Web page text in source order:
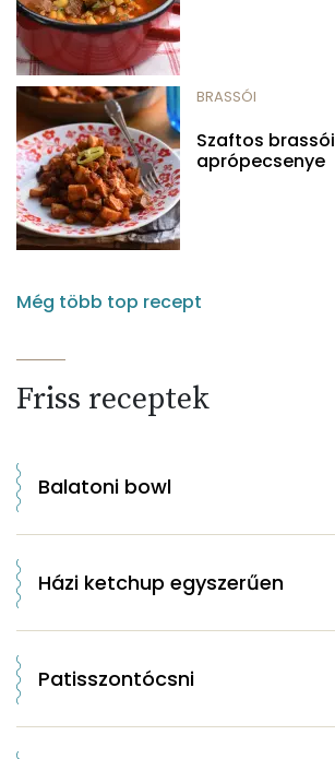
BRASSÓI
Szaftos brassói
aprópecsenye
Még több top recept
Friss receptek
Balatoni bowl
Házi ketchup egyszerűen
Patisszontócsni